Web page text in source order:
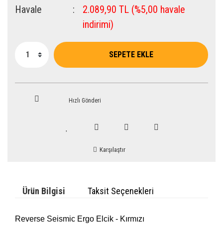
Havale
2.089,90 TL (%5,00 havale
indirimi)
SEPETE EKLE
Hızlı Gönderi
Karşılaştır
Ürün Bilgisi Taksit Seçenekleri
Reverse Seismic Ergo Elcik - Kırmızı